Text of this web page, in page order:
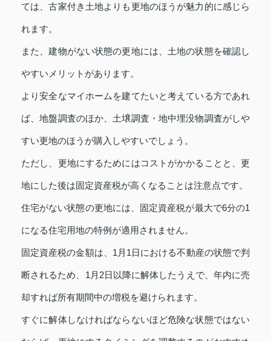
ては、古家付き土地よりも更地のほうが魅力的に感じら
れます。
また、建物がない状態の更地には、土地の状態を確認し
やすいメリットがあります。
より安全なマイホームを建てたいと考えている方であれ
ば、地盤調査のほか、土壌調査・地中埋没物調査がしや
すい更地のほうが購入しやすいでしょう。
ただし、更地にするためにはコストがかかることと、更
地にした後は固定資産税が高くなることは注意点です。
住宅がない状態の更地には、固定資産税が最大で6分の1
になる住宅用地の特例が適用されません。
固定資産税の金額は、1月1日における不動産の状態で判
断されるため、1月2日以降に解体したうえで、年内に売
却すれば所有期間中の増税を避けられます。
すぐに解体しなければならないほど危険な状態ではない